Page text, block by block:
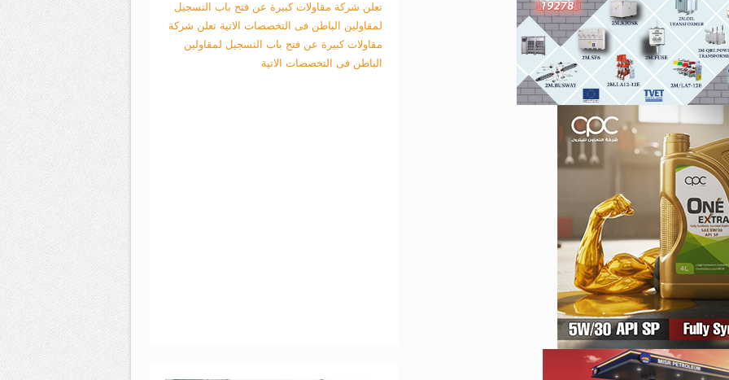
تعلن شركة مقاولات كبيرة عن فتح باب التسجيل
لمقاولين الباطن فى التخصصات الاتية تعلن شركة
مقاولات كبيرة عن فتح باب التسجيل لمقاولين
الباطن فى التخصصات الاتية